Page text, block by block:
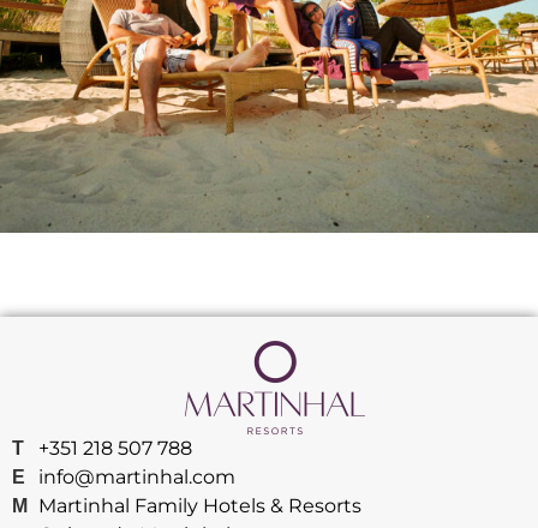
T
E
M
+351 218 507 788
info@martinhal.com
Martinhal Family Hotels & Resorts